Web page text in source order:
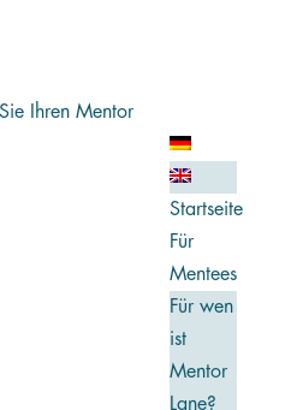
Startseite
Für
Mentees
Für wen
ist
Mentor
Lane?